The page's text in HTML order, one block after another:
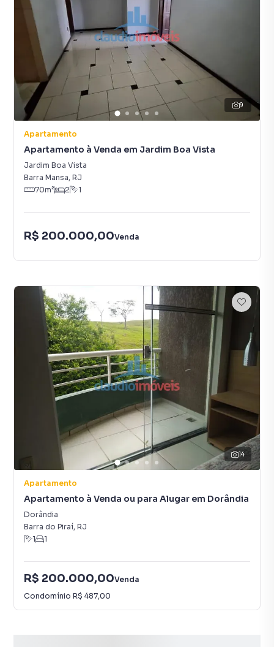
9
Apartamento
Apartamento à Venda em Jardim Boa Vista
Jardim Boa Vista
Barra Mansa, RJ
70m² 2 1
R$ 200.000,00Venda
14
Apartamento
Apartamento à Venda ou para Alugar em Dorândia
Dorândia
Barra do Piraí, RJ
1
1
R$ 200.000,00Venda
Condomínio R$ 487,00